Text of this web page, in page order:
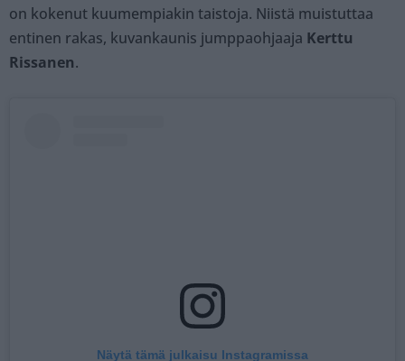
on kokenut kuumempiakin taistoja. Niistä muistuttaa
entinen rakas, kuvankaunis jumppaohjaaja Kerttu
Rissanen.
Näytä tämä julkaisu Instagramissa